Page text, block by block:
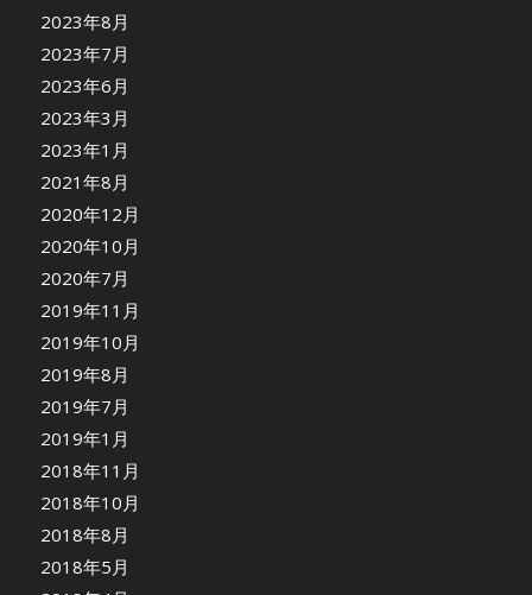
2023年8月
2023年7月
2023年6月
2023年3月
2023年1月
2021年8月
2020年12月
2020年10月
2020年7月
2019年11月
2019年10月
2019年8月
2019年7月
2019年1月
2018年11月
2018年10月
2018年8月
2018年5月